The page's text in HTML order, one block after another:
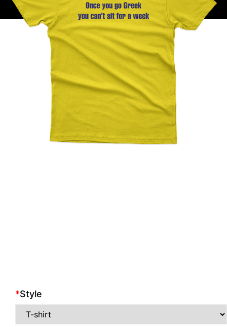
*Style